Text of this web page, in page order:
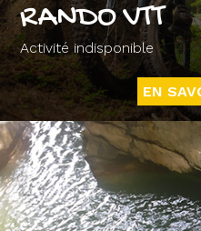
RANDO VTT
Activité indisponible
EN